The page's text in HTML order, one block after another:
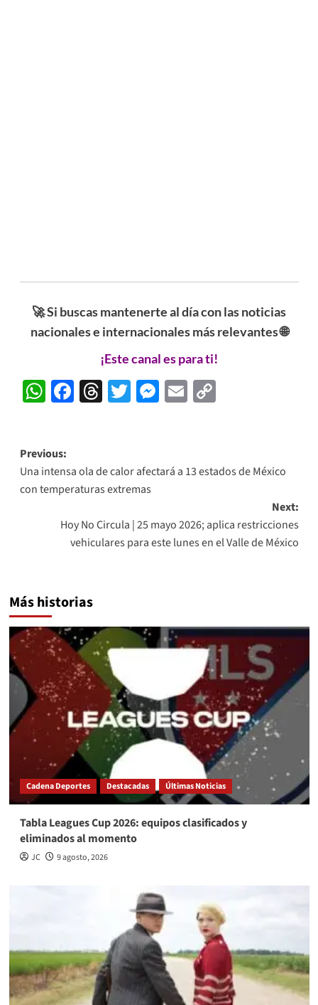
🚀 Si buscas mantenerte al día con las noticias
nacionales e internacionales más relevantes 🌐
¡Este canal es para ti!
WhatsApp
Facebook
Threads
Twitter
Messenger
EmailCopy
Post
navigation
Previous:
Una intensa ola de calor afectará a 13 estados de México
con temperaturas extremas
Next:
Hoy No Circula | 25 mayo 2026; aplica restricciones
vehiculares para este lunes en el Valle de México
Más historias
Cadena Deportes Destacadas Últimas Noticias
Tabla Leagues Cup 2026: equipos clasificados y
eliminados al momento
JC 9 agosto, 2026